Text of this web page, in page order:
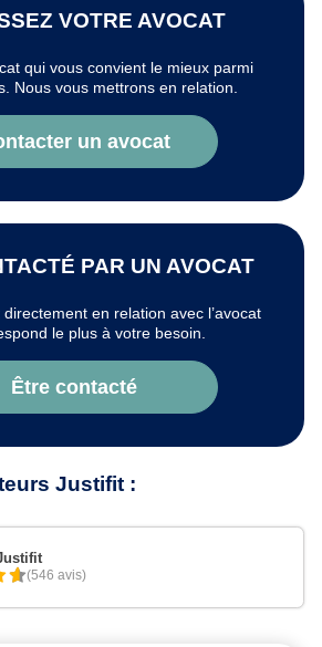
VOTRE AVOCAT
qui vous convient le mieux parmi
Nous vous mettrons en relation.
un avocat
PAR UN AVOCAT
en relation avec l’avocat
le plus à votre besoin.
Être contacté
Justifit :
(546 avis)